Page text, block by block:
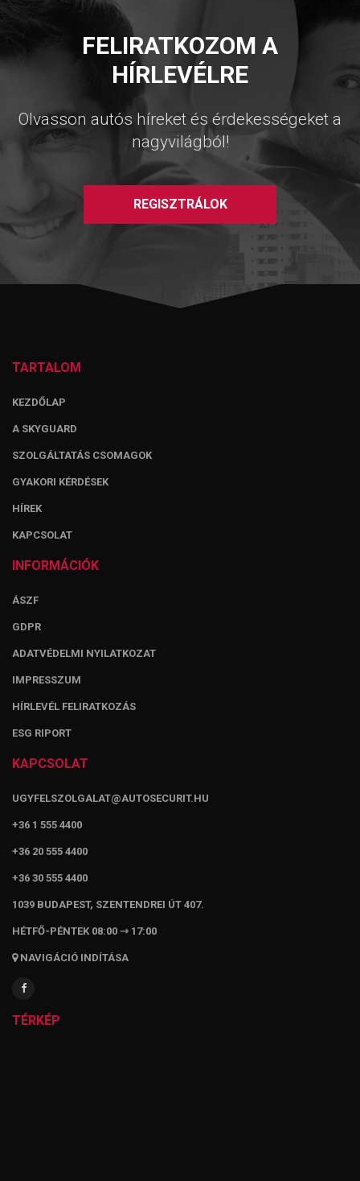
FELIRATKOZOM A
HÍRLEVÉLRE
Olvasson autós híreket és érdekességeket a
nagyvilágból!
REGISZTRÁLOK
TARTALOM
KEZDŐLAP
A SKYGUARD
SZOLGÁLTATÁS CSOMAGOK
GYAKORI KÉRDÉSEK
HÍREK
KAPCSOLAT
INFORMÁCIÓK
ÁSZF
GDPR
ADATVÉDELMI NYILATKOZAT
IMPRESSZUM
HÍRLEVÉL FELIRATKOZÁS
ESG RIPORT
KAPCSOLAT
UGYFELSZOLGALAT@AUTOSECURIT.HU
+36 1 555 4400
+36 20 555 4400
+36 30 555 4400
1039 BUDAPEST, SZENTENDREI ÚT 407.
HÉTFŐ-PÉNTEK 08:00 ⇾ 17:00
NAVIGÁCIÓ INDÍTÁSA
TÉRKÉP